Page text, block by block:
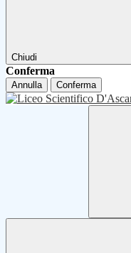
Chiudi
Conferma
Annulla Conferma